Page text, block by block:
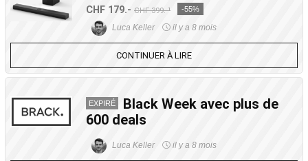
CHF 179.- CHF 399.-¹ -55%
Luca Keller il y a 8 mois
CONTINUER À LIRE
EXPIRÉ
Black Week avec plus de
600 deals
Luca Keller il y a 8 mois